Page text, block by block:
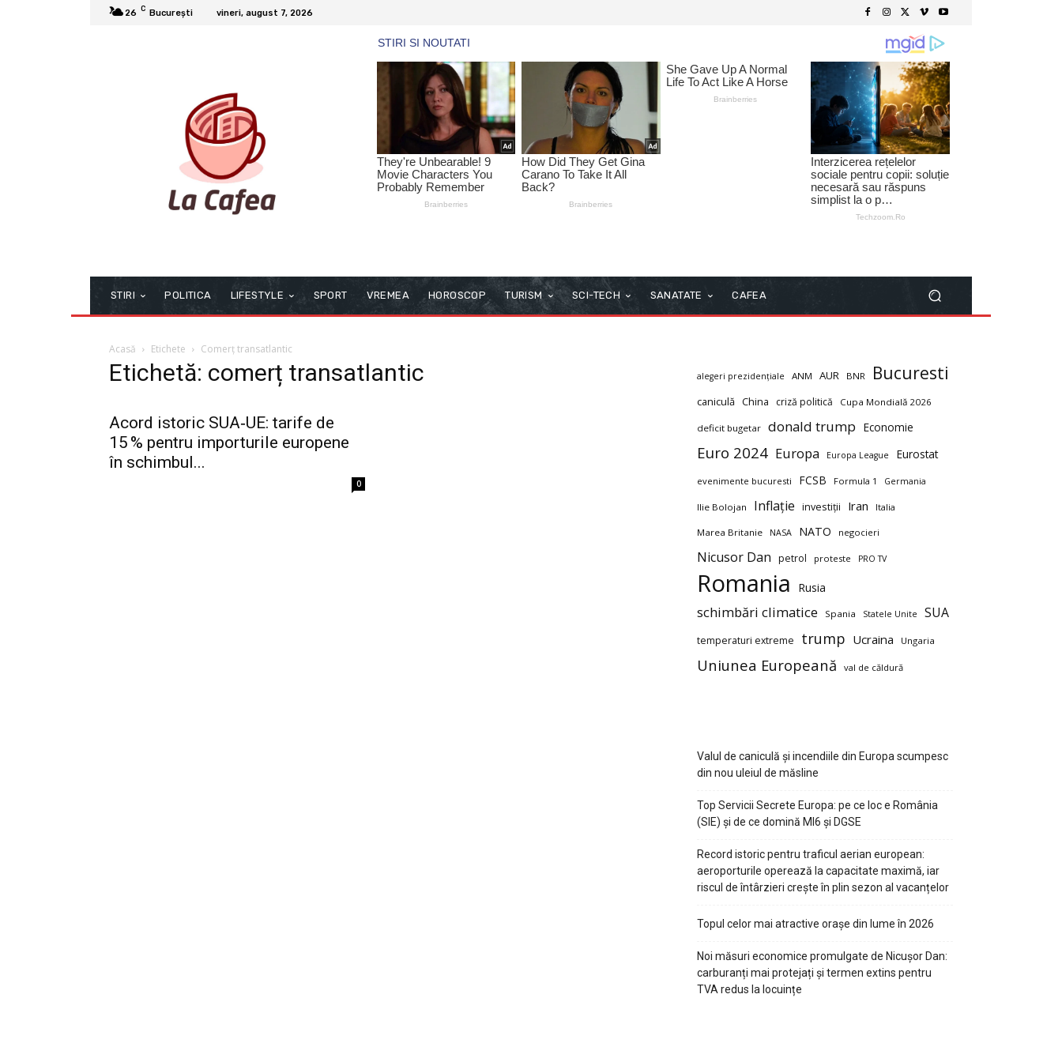
26 C București vineri, august 7, 2026
STIRI POLITICA LIFESTYLE SPORT VREMEA HOROSCOP TURISM SCI-TECH SANATATE CAFEA
Acasă Etichete Comerț transatlantic
Etichetă: comerț transatlantic
Acord istoric SUA‑UE: tarife de
15 % pentru importurile europene
în schimbul...
0
alegeri prezidențiale ANM AUR BNR Bucuresti
caniculă China criză politică Cupa Mondială 2026
deficit bugetar donald trump Economie
Euro 2024 Europa Europa League Eurostat
evenimente bucuresti FCSB Formula 1 Germania
Ilie Bolojan Inflație investiții Iran Italia
Marea Britanie NASA NATO negocieri
Nicusor Dan petrol proteste PRO TV
Romania Rusia
schimbări climatice Spania Statele Unite SUA
temperaturi extreme trump Ucraina Ungaria
Uniunea Europeană val de căldură
Valul de caniculă și incendiile din Europa scumpesc
din nou uleiul de măsline
Top Servicii Secrete Europa: pe ce loc e România
(SIE) și de ce domină MI6 și DGSE
Record istoric pentru traficul aerian european:
aeroporturile operează la capacitate maximă, iar
riscul de întârzieri crește în plin sezon al vacanțelor
Topul celor mai atractive orașe din lume în 2026
Noi măsuri economice promulgate de Nicușor Dan:
carburanți mai protejați și termen extins pentru
TVA redus la locuințe